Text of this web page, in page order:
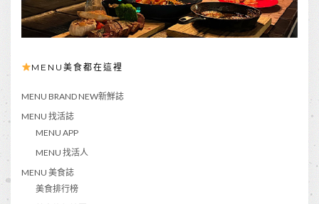
MENU美食都在這裡
MENU BRAND NEW新鮮誌
MENU 找活誌
MENU APP
MENU 找活人
MENU 美食誌
美食排行榜